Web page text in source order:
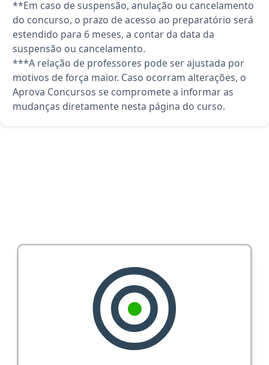
**Em caso de suspensão, anulação ou cancelamento
do concurso, o prazo de acesso ao preparatório será
estendido para 6 meses, a contar da data da
suspensão ou cancelamento.
***A relação de professores pode ser ajustada por
motivos de força maior. Caso ocorram alterações, o
Aprova Concursos se compromete a informar as
mudanças diretamente nesta página do curso.